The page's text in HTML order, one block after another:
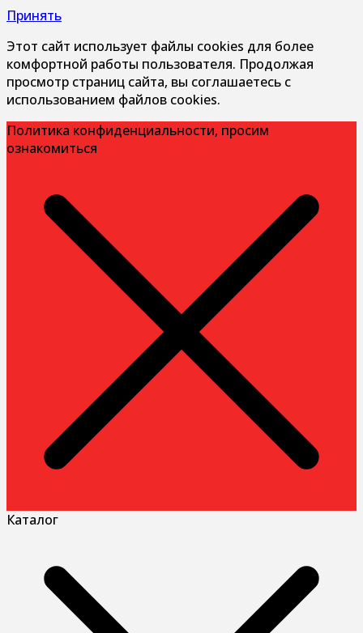
Принять
Этот сайт использует файлы cookies для более
комфортной работы пользователя. Продолжая
просмотр страниц сайта, вы соглашаетесь с
использованием файлов cookies.
Политика конфиденциальности, просим
ознакомиться
Каталог